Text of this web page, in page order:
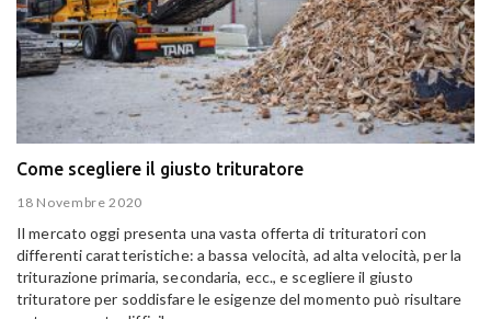
Come scegliere il giusto trituratore
18 Novembre 2020
Il mercato oggi presenta una vasta offerta di trituratori con
differenti caratteristiche: a bassa velocità, ad alta velocità, per la
triturazione primaria, secondaria, ecc., e scegliere il giusto
trituratore per soddisfare le esigenze del momento può risultare